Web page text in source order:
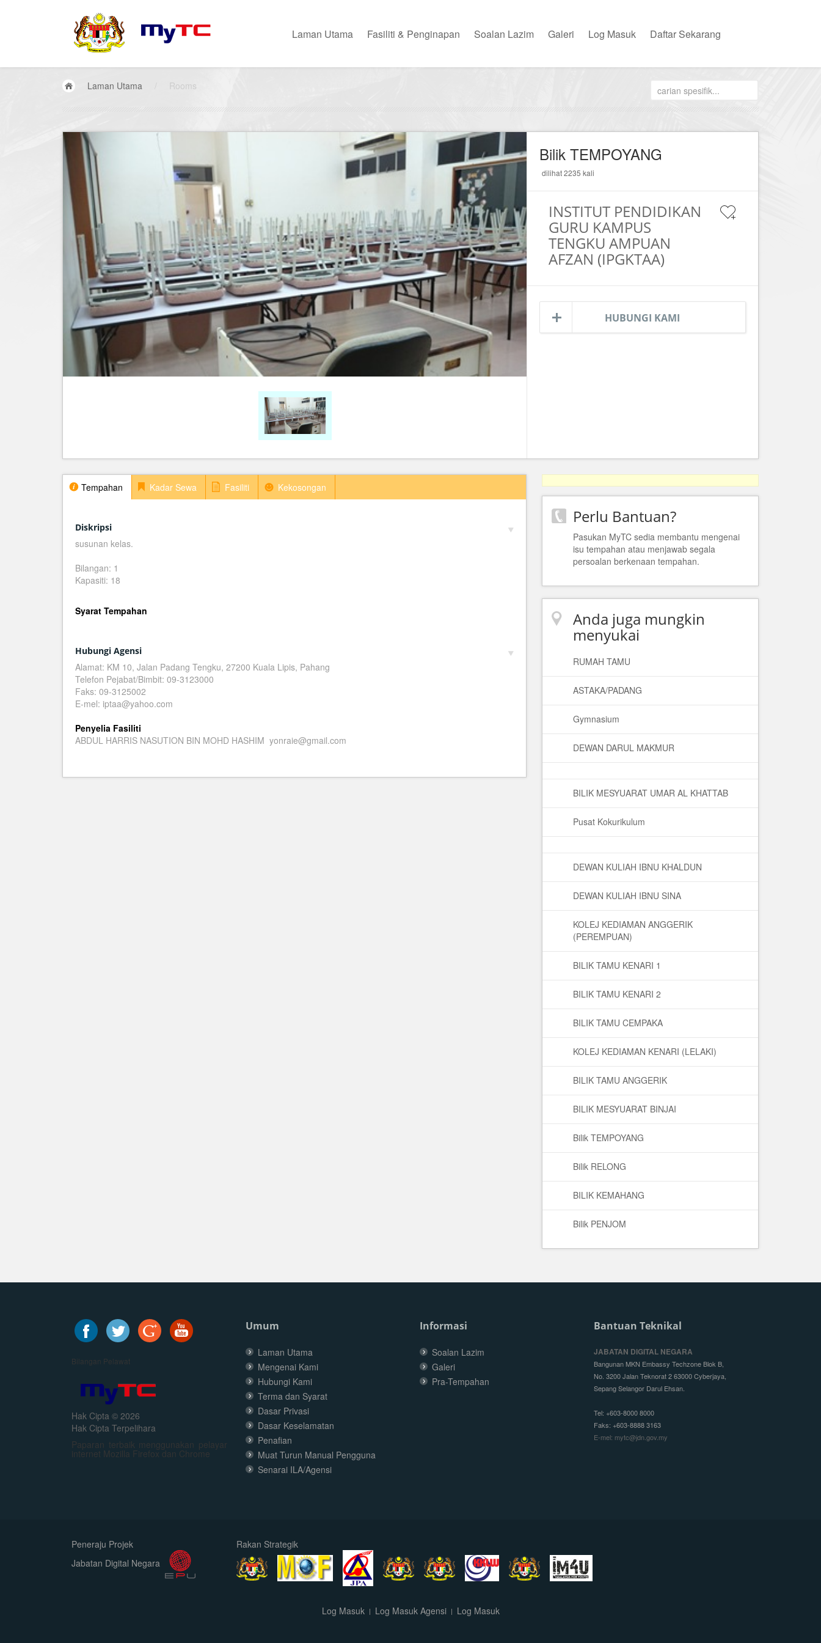
Laman Utama Fasiliti & Penginapan Soalan Lazim Galeri Log Masuk Daftar Sekarang
Laman Utama Rooms
Bilik TEMPOYANG
dilihat 2235 kali
INSTITUT PENDIDIKAN
GURU KAMPUS
TENGKU AMPUAN
AFZAN (IPGKTAA)
HUBUNGI KAMI
Tempahan Kadar Sewa Fasiliti Kekosongan
Diskripsi
susunan kelas.
Bilangan: 1
Kapasiti: 18
Syarat Tempahan
Hubungi Agensi
Alamat: KM 10, Jalan Padang Tengku, 27200 Kuala Lipis, Pahang
Telefon Pejabat/Bimbit: 09-3123000
Faks: 09-3125002
E-mel: iptaa@yahoo.com
Penyelia Fasiliti
ABDUL HARRIS NASUTION BIN MOHD HASHIM yonraie@gmail.com
Perlu Bantuan?
Pasukan MyTC sedia membantu mengenai
isu tempahan atau menjawab segala
persoalan berkenaan tempahan.
Anda juga mungkin
menyukai
RUMAH TAMU
ASTAKA/PADANG
Gymnasium
DEWAN DARUL MAKMUR
BILIK MESYUARAT UMAR AL KHATTAB
Pusat Kokurikulum
DEWAN KULIAH IBNU KHALDUN
DEWAN KULIAH IBNU SINA
KOLEJ KEDIAMAN ANGGERIK
(PEREMPUAN)
BILIK TAMU KENARI 1
BILIK TAMU KENARI 2
BILIK TAMU CEMPAKA
KOLEJ KEDIAMAN KENARI (LELAKI)
BILIK TAMU ANGGERIK
BILIK MESYUARAT BINJAI
Bilik TEMPOYANG
Bilik RELONG
BILIK KEMAHANG
Bilik PENJOM
Bilangan Pelawat
Hak Cipta © 2026
Hak Cipta Terpelihara
Paparan terbaik menggunakan pelayar
internet Mozilla Firefox dan Chrome
Umum
Laman Utama
Mengenai Kami
Hubungi Kami
Terma dan Syarat
Dasar Privasi
Dasar Keselamatan
Penafian
Muat Turun Manual Pengguna
Senarai ILA/Agensi
Informasi
Soalan Lazim
Galeri
Pra-Tempahan
Bantuan Teknikal
JABATAN DIGITAL NEGARA
Bangunan MKN Embassy Techzone Blok B,
No. 3200 Jalan Teknorat 2 63000 Cyberjaya,
Sepang Selangor Darul Ehsan.
Tel: +603-8000 8000
Faks: +603-8888 3163
E-mel: mytc@jdn.gov.my
Peneraju Projek
Jabatan Digital Negara
Rakan Strategik
Log Masuk Log Masuk Agensi Log Masuk